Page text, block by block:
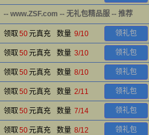
-- www.ZSF.com -- 无礼包精品服 -- 推荐
领取 50元真充 数量 9/10 领礼包
领取 50元真充 数量 3/10 领礼包
领取 50元真充 数量 8/10 领礼包
领取 50元真充 数量 2/11 领礼包
领取 50元真充 数量 7/14 领礼包
领取 50元真充 数量 8/12 领礼包